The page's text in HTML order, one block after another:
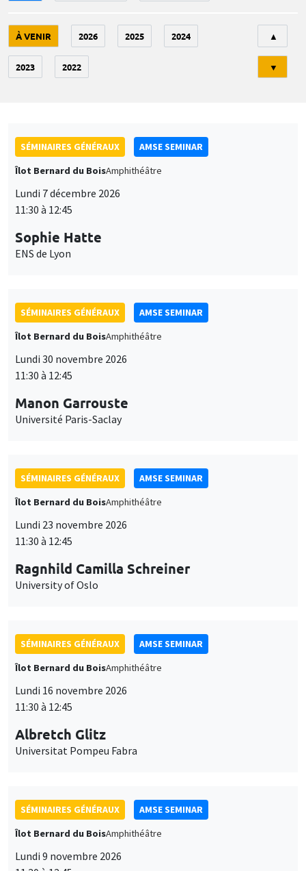
À VENIR 2026 2025 2024
2023 2022
▲
▼
SÉMINAIRES GÉNÉRAUX
AMSE SEMINAR
Îlot Bernard du BoisAmphithéâtre
Lundi 7 décembre 2026
11:30 à 12:45
Sophie Hatte
ENS de Lyon
SÉMINAIRES GÉNÉRAUX
AMSE SEMINAR
Îlot Bernard du BoisAmphithéâtre
Lundi 30 novembre 2026
11:30 à 12:45
Manon Garrouste
Université Paris-Saclay
SÉMINAIRES GÉNÉRAUX
AMSE SEMINAR
Îlot Bernard du BoisAmphithéâtre
Lundi 23 novembre 2026
11:30 à 12:45
Ragnhild Camilla Schreiner
University of Oslo
SÉMINAIRES GÉNÉRAUX
AMSE SEMINAR
Îlot Bernard du BoisAmphithéâtre
Lundi 16 novembre 2026
11:30 à 12:45
Albretch Glitz
Universitat Pompeu Fabra
SÉMINAIRES GÉNÉRAUX
AMSE SEMINAR
Îlot Bernard du BoisAmphithéâtre
Lundi 9 novembre 2026